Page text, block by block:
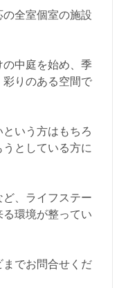
全室個室の施設
中庭を始め、季
りのある空間で
いう方はもちろ
としている方に
、ライフステー
環境が整ってい
までお問合せくだ